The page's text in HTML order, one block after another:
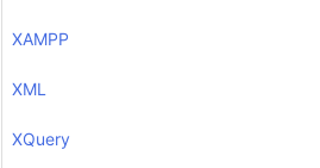
XAMPP
XML
XQuery